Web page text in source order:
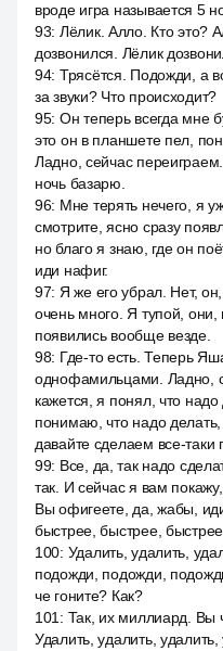
вроде игра называется 5
93: Лёлик. Алло. Кто это?
дозвонился. Лёлик
94: Трясётся. Подожди, а
за звуки? Что происходит?
95: Он теперь всегда мне
это он в планшете пел,
Ладно, сейчас
ночь базарю.
96: Мне терять нечего, я
смотрите, ясно сразу
но благо я знаю, где он
иди нафиг.
97: Я же его убрал. Нет,
очень много. Я тупой,
появились вообще везде.
98: Где-то есть. Теперь
однофамильцами. Ладно,
кажется, я понял, что
понимаю, что надо делать,
давайте сделаем все-таки
99: Все, да, так надо
так. И сейчас я вам
Вы офигеете, да, жабы,
быстрее, быстрее,
100: Удалить, удалить,
подожди, подожди,
че гоните? Как?
101 : Так, их миллиард. Вы
Удалить, удалить,